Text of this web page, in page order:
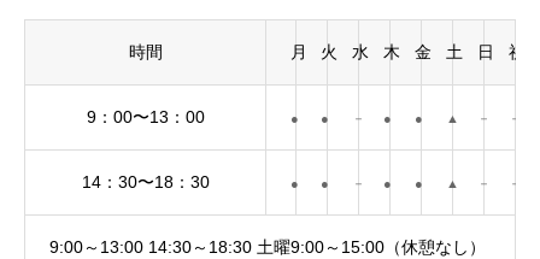
時間 月 火 水 木 金 土 日 祝
9：00〜13：00 ● ● － ● ● ▲ － －
14：30〜18：30 ● ● － ● ● ▲ － －
9:00～13:00 14:30～18:30 土曜9:00～15:00（休憩なし）